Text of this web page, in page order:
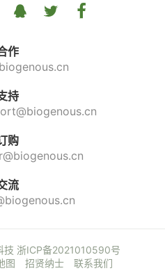
作
持
购
流
技 浙ICP备2021010590号
图 招贤纳士 联系我们